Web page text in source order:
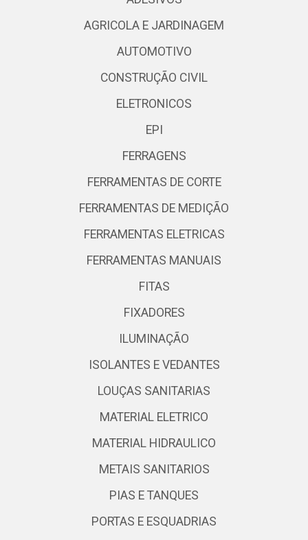
AGRICOLA E JARDINAGEM
AUTOMOTIVO
CONSTRUÇÃO CIVIL
ELETRONICOS
EPI
FERRAGENS
FERRAMENTAS DE CORTE
FERRAMENTAS DE MEDIÇÃO
FERRAMENTAS ELETRICAS
FERRAMENTAS MANUAIS
FITAS
FIXADORES
ILUMINAÇÃO
ISOLANTES E VEDANTES
LOUÇAS SANITARIAS
MATERIAL ELETRICO
MATERIAL HIDRAULICO
METAIS SANITARIOS
PIAS E TANQUES
PORTAS E ESQUADRIAS